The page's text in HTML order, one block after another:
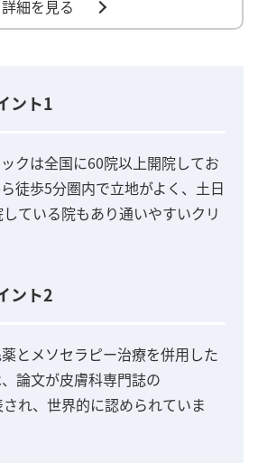
詳細を見る
ント1
クは全国に60院以上開院してお
徒歩5分圏内で立地がよく、土日
ている院もあり通いやすいクリ
ント2
とメソセラピー治療を併用した
論文が皮膚科専門誌の
され、世界的に認められていま